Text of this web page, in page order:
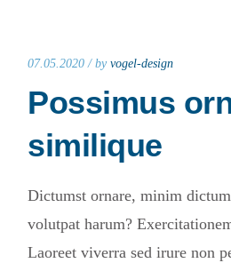
07.05.2020 / by vogel-design
Possimus
similique
Dictumst ornare, minim
volutpat harum?
Laoreet viverra sed irure non